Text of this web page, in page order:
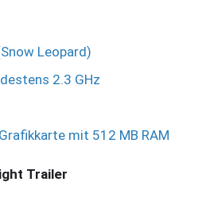
Leopard)
2.3 GHz
mit 512 MB RAM
Trailer